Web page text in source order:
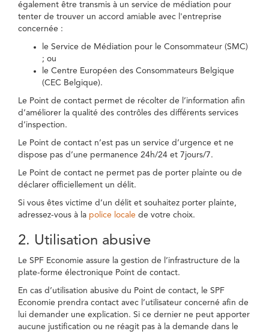
également être transmis à un service de médiation pour
tenter de trouver un accord amiable avec l'entreprise
concernée :
le Service de Médiation pour le Consommateur (SMC)
; ou
le Centre Européen des Consommateurs Belgique
(CEC Belgique).
Le Point de contact permet de récolter de l’information afin
d’améliorer la qualité des contrôles des différents services
d’inspection.
Le Point de contact n’est pas un service d’urgence et ne
dispose pas d’une permanence 24h/24 et 7jours/7.
Le Point de contact ne permet pas de porter plainte ou de
déclarer officiellement un délit.
Si vous êtes victime d’un délit et souhaitez porter plainte,
adressez-vous à la police locale de votre choix.
2. Utilisation abusive
Le SPF Economie assure la gestion de l’infrastructure de la
plate-forme électronique Point de contact.
En cas d’utilisation abusive du Point de contact, le SPF
Economie prendra contact avec l’utilisateur concerné afin de
lui demander une explication. Si ce dernier ne peut apporter
aucune justification ou ne réagit pas à la demande dans le